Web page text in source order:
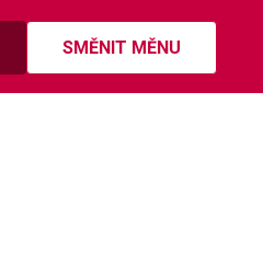
SMĚNIT MĚNU